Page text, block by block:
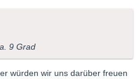
9 Grad
würden wir uns darüber freuen